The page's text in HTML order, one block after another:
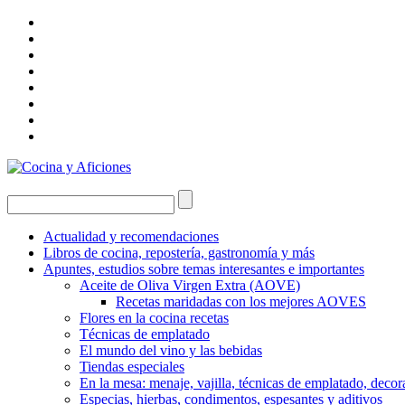
Actualidad y recomendaciones
Libros de cocina, repostería, gastronomía y más
Apuntes, estudios sobre temas interesantes e importantes
Aceite de Oliva Virgen Extra (AOVE)
Recetas maridadas con los mejores AOVES
Flores en la cocina recetas
Técnicas de emplatado
El mundo del vino y las bebidas
Tiendas especiales
En la mesa: menaje, vajilla, técnicas de emplatado,
Especias, hierbas, condimentos, espesantes y aditivos